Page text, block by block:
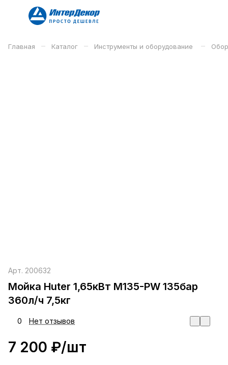
Главная – Каталог – Инструменты и оборудование –
Арт. 200632
Мойка Huter 1,65кВт M135-PW 135бар
360л/ч 7,5кг
0 Нет отзывов
7 200 ₽/шт